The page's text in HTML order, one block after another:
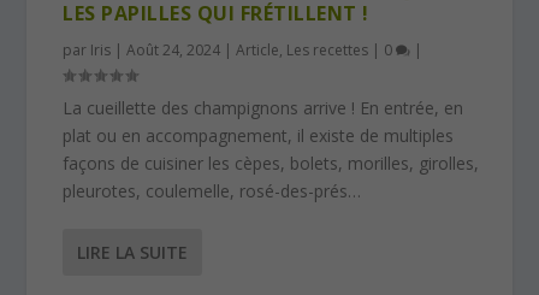
LES PAPILLES QUI FRÉTILLENT !
par Iris |Août 24, 2024 |Article, Les recettes | 0 |
La cueillette des champignons arrive ! En entrée, en
plat ou en accompagnement, il existe de multiples
façons de cuisiner les cèpes, bolets, morilles, girolles,
pleurotes, coulemelle, rosé-des-prés…
LIRE LA SUITE